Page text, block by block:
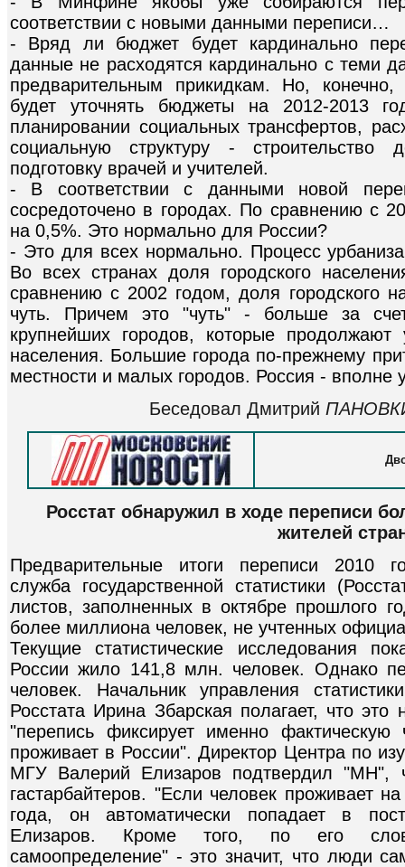
соответствии с новыми данными переписи…
- Вряд ли бюджет будет кардинально
данные не расходятся кардинально с теми
предварительным прикидкам. Но,
будет уточнять бюджеты на 2012-2013
планировании социальных трансфертов,
социальную структуру - строительство
подготовку врачей и учителей.
- В соответствии с данными новой
сосредоточено в городах. По сравнению с
на 0,5%. Это нормально для России?
- Это для всех нормально. Процесс
Во всех странах доля городского
сравнению с 2002 годом, доля городского
чуть. Причем это "чуть" - больше за
крупнейших городов, которые продолжают
населения. Большие города по-прежнему
местности и малых городов. Россия - вполне
Беседовал Дмитрий
Росстат обнаружил в ходе переписи
жителей
Предварительные итоги переписи 2010
служба государственной статистики
листов, заполненных в октябре прошлого
более миллиона человек, не учтенных
Текущие статистические исследования
России жило 141,8 млн. человек. Однако
человек. Начальник управления
Росстата Ирина Збарская полагает, что это
"перепись фиксирует именно фактическую
проживает в России". Директор Центра по
МГУ Валерий Елизаров подтвердил "МН",
гастарбайтеров. "Если человек проживает
года, он автоматически попадает в
Елизаров. Кроме того, по его
самоопределение" - это значит, что люди